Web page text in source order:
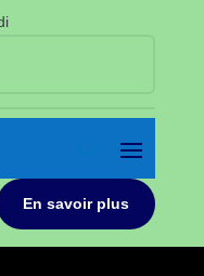
En savoir plus